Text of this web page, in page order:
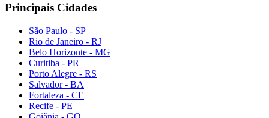
Principais Cidades
São Paulo - SP
Rio de Janeiro - RJ
Belo Horizonte - MG
Curitiba - PR
Porto Alegre - RS
Salvador - BA
Fortaleza - CE
Recife - PE